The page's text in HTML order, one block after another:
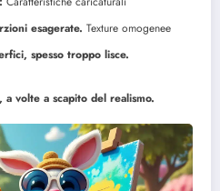
esagerate. Texture omogenee
spesso troppo lisce.
volte a scapito del realismo.